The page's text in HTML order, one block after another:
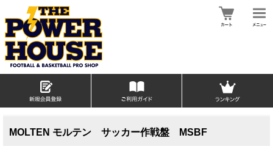
MOLTEN モルテン サッカー作戦盤 MSBF